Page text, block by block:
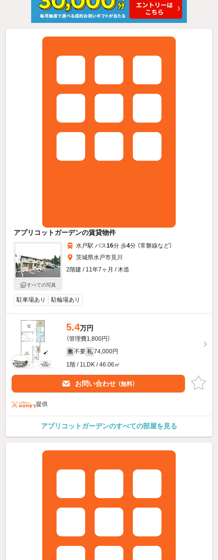
アプリコットガーデンの賃貸物件
すべての写真
水戸駅 バス16分 歩4分 （常磐線など）
茨城県水戸市見川
2階建 / 11年7ヶ月 / 木造
駐車場あり 駐輪場あり
5.4万円
（管理費1,800円）
敷 不要 礼 74,000円
1階 / 1LDK / 46.06㎡
お問い合わせ （無料）
提供
アプリコットガーデンのすべての部屋を見る